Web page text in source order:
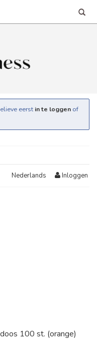
eerst in te loggen of
Nederlands Inloggen
100 st. (orange)